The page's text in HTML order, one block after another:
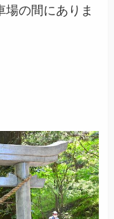
場の間にありま